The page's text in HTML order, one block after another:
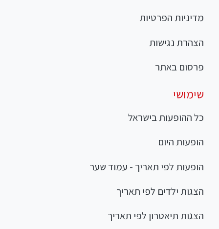
מדיניות הפרטיות
הצהרת נגישות
פרסום באתר
שימושי
כל ההופעות בישראל
הופעות היום
הופעות לפי תאריך - עמוד שער
הצגות ילדים לפי תאריך
הצגות תיאטרון לפי תאריך